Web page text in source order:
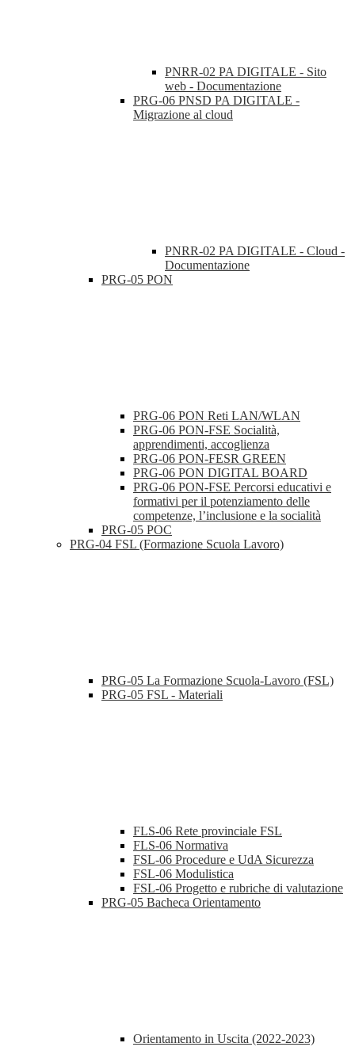
PNRR-02 PA DIGITALE - Sito
web - Documentazione
PRG-06 PNSD PA DIGITALE -
Migrazione al cloud
PNRR-02 PA DIGITALE - Cloud -
Documentazione
PRG-05 PON
PRG-06 PON Reti LAN/WLAN
PRG-06 PON-FSE Socialità,
apprendimenti, accoglienza
PRG-06 PON-FESR GREEN
PRG-06 PON DIGITAL BOARD
PRG-06 PON-FSE Percorsi educativi e
formativi per il potenziamento delle
competenze, l’inclusione e la socialità
PRG-05 POC
PRG-04 FSL (Formazione Scuola Lavoro)
PRG-05 La Formazione Scuola-Lavoro (FSL)
PRG-05 FSL - Materiali
FLS-06 Rete provinciale FSL
FLS-06 Normativa
FSL-06 Procedure e UdA Sicurezza
FSL-06 Modulistica
FSL-06 Progetto e rubriche di valutazione
PRG-05 Bacheca Orientamento
Orientamento in Uscita (2022-2023)